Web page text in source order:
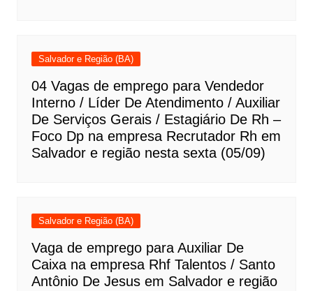
Salvador e Região (BA)
04 Vagas de emprego para Vendedor
Interno / Líder De Atendimento / Auxiliar
De Serviços Gerais / Estagiário De Rh –
Foco Dp na empresa Recrutador Rh em
Salvador e região nesta sexta (05/09)
Salvador e Região (BA)
Vaga de emprego para Auxiliar De
Caixa na empresa Rhf Talentos / Santo
Antônio De Jesus em Salvador e região